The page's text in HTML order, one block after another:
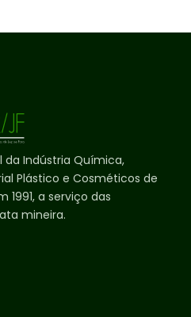
Indústria Química,
Plástico e Cosméticos de
1991, a serviço das
mineira.